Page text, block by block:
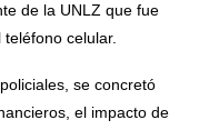
de la UNLZ que fue
celular.
se concretó
el impacto de